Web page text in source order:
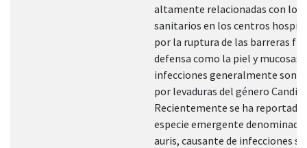
altamente relacionadas con los
sanitarios en los centros
por la ruptura de las barreras
defensa como la piel y mucosas.
infecciones generalmente son
por levaduras del género
Recientemente se ha reportado
especie emergente denominada
auris, causante de infecciones